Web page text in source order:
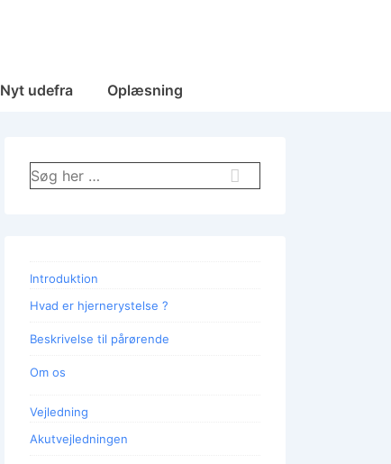
Nyt udefra Oplæsning
Søg
efter:
Introduktion
Hvad er hjernerystelse ?
Beskrivelse til pårørende
Om os
Vejledning
Akutvejledningen